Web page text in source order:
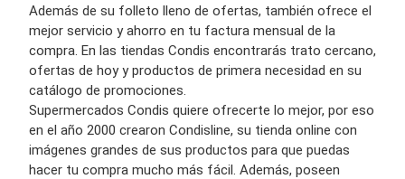
Además de su folleto lleno de ofertas, también ofrece el
mejor servicio y ahorro en tu factura mensual de la
compra. En las tiendas Condis encontrarás trato cercano,
ofertas de hoy y productos de primera necesidad en su
catálogo de promociones.
Supermercados Condis quiere ofrecerte lo mejor, por eso
en el año 2000 crearon Condisline, su tienda online con
imágenes grandes de sus productos para que puedas
hacer tu compra mucho más fácil. Además, poseen